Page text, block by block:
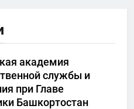
академия
службы и
при Главе
Башкортостан